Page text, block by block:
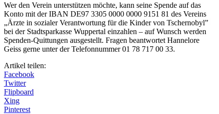
Wer den Verein unterstützen möchte, kann seine Spende auf das
Konto mit der IBAN DE97 3305 0000 0000 9151 81 des Vereins
„Ärzte in sozialer Verantwortung für die Kinder von Tschernobyl”
bei der Stadtsparkasse Wuppertal einzahlen – auf Wunsch werden
Spenden-Quittungen ausgestellt. Fragen beantwortet Hannelore
Geiss gerne unter der Telefonnummer 01 78 717 00 33.
Artikel teilen:
Facebook
Twitter
Flipboard
Xing
Pinterest